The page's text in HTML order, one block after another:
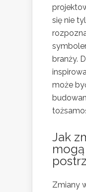
się nie
branży.
może
Jak
Zmiany